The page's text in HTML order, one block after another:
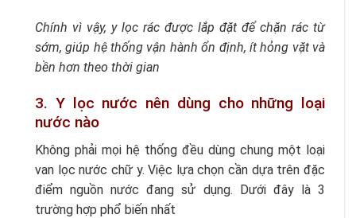
Chính vì vậy, y lọc rác được lắp đặt để chặn rác từ
sớm, giúp hệ thống vận hành ổn định, ít hỏng vặt và
bền hơn theo thời gian
3. Y lọc nước nên dùng cho những loại
nước nào
Không phải mọi hệ thống đều dùng chung một loại
van lọc nước chữ y. Việc lựa chọn cần dựa trên đặc
điểm nguồn nước đang sử dụng. Dưới đây là 3
trường hợp phổ biến nhất